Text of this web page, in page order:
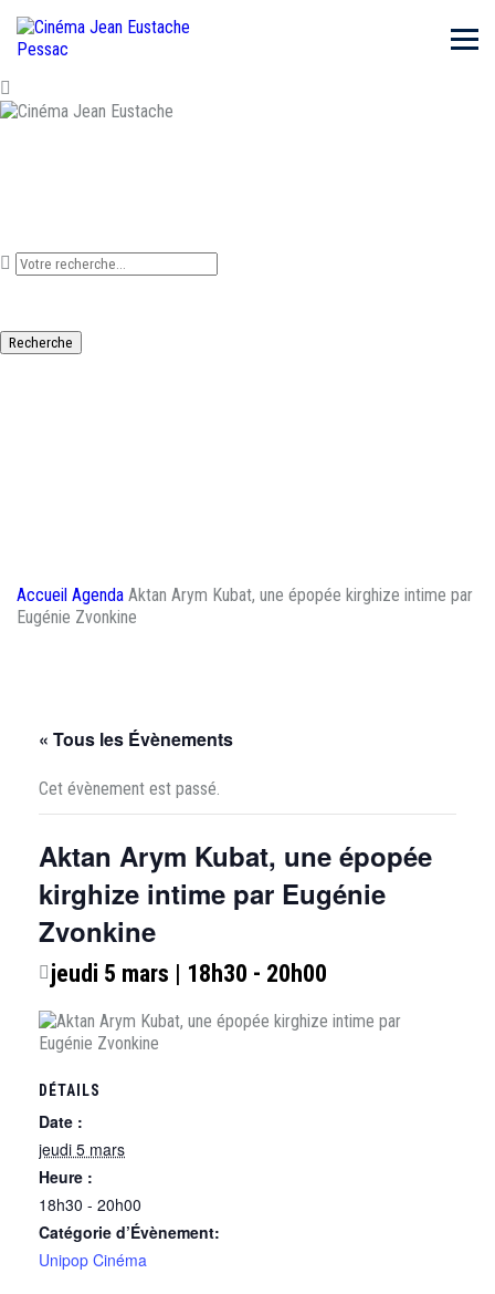
Recherche
Accueil Agenda Aktan Arym Kubat, une épopée kirghize intime par
Eugénie Zvonkine
« Tous les Évènements
Cet évènement est passé.
Aktan Arym Kubat, une épopée
kirghize intime par Eugénie
Zvonkine
jeudi 5 mars | 18h30 - 20h00
DÉTAILS
Date :
jeudi 5 mars
Heure :
18h30 - 20h00
Catégorie d’Évènement:
Unipop Cinéma